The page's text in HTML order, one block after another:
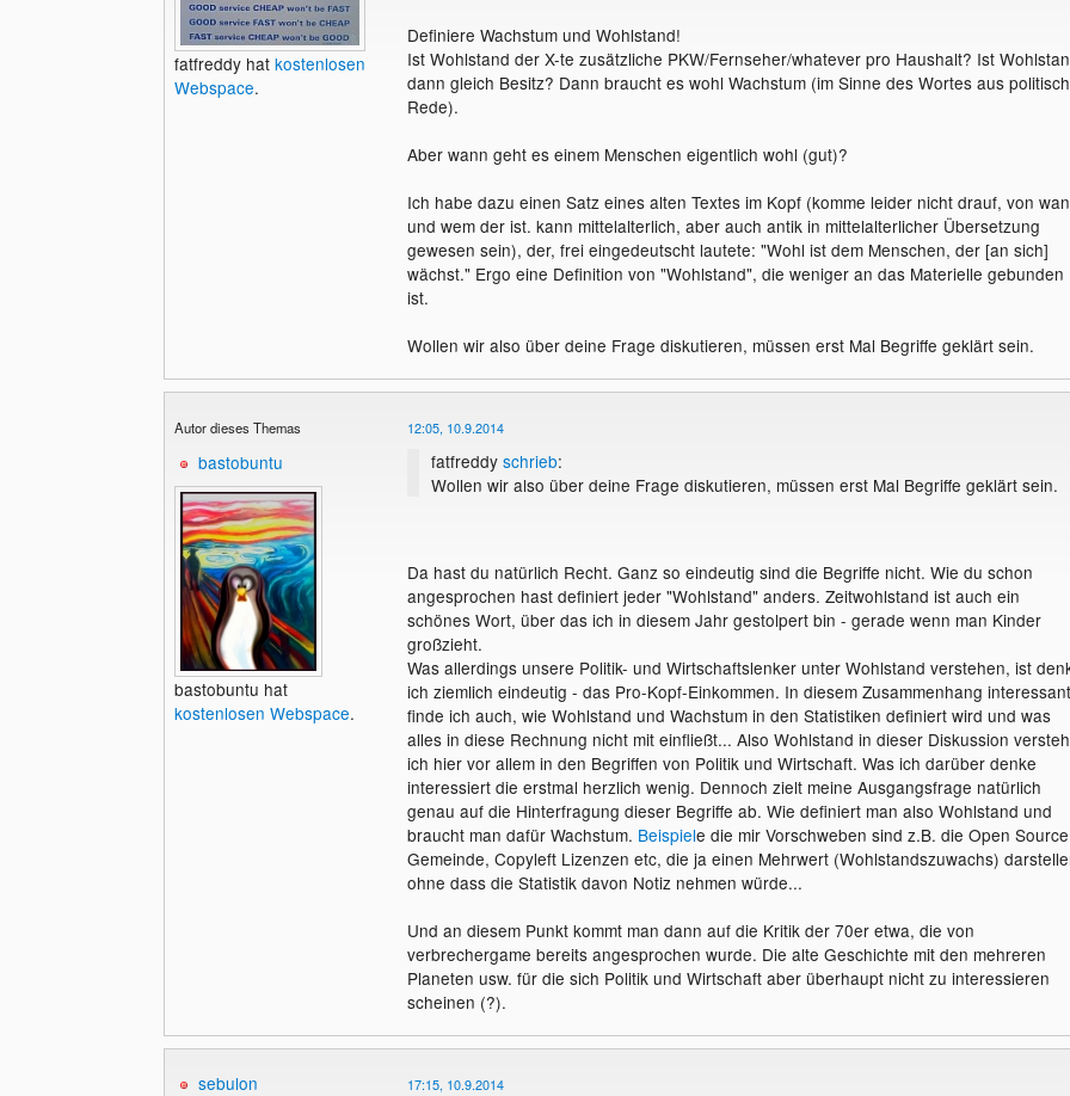
fatfreddy hat kostenlosen
Webspace.
Definiere Wachstum und Wohlstand!
Ist Wohlstand der X-te zusätzliche PKW/Fernseher/whatever pro Haushalt? Ist
dann gleich Besitz? Dann braucht es wohl Wachstum (im Sinne des Wortes aus
Rede).
Aber wann geht es einem Menschen eigentlich wohl (gut)?
Ich habe dazu einen Satz eines alten Textes im Kopf (komme leider nicht drauf, von
und wem der ist. kann mittelalterlich, aber auch antik in mittelalterlicher Übersetzung
gewesen sein), der, frei eingedeutscht lautete: "Wohl ist dem Menschen, der [an sich]
wächst." Ergo eine Definition von "Wohlstand", die weniger an das Materielle gebunden
ist.
Wollen wir also über deine Frage diskutieren, müssen erst Mal Begriffe geklärt sein.
Autor dieses Themas
bastobuntu
bastobuntu hat
kostenlosen Webspace.
12:05, 10.9.2014
fatfreddy schrieb:
Wollen wir also über deine Frage diskutieren, müssen erst Mal Begriffe geklärt sein.
Da hast du natürlich Recht. Ganz so eindeutig sind die Begriffe nicht. Wie du schon
angesprochen hast definiert jeder "Wohlstand" anders. Zeitwohlstand ist auch ein
schönes Wort, über das ich in diesem Jahr gestolpert bin - gerade wenn man Kinder
großzieht.
Was allerdings unsere Politik- und Wirtschaftslenker unter Wohlstand verstehen, ist
ich ziemlich eindeutig - das Pro-Kopf-Einkommen. In diesem Zusammenhang interessant
finde ich auch, wie Wohlstand und Wachstum in den Statistiken definiert wird und was
alles in diese Rechnung nicht mit einfließt... Also Wohlstand in dieser Diskussion
ich hier vor allem in den Begriffen von Politik und Wirtschaft. Was ich darüber denke
interessiert die erstmal herzlich wenig. Dennoch zielt meine Ausgangsfrage natürlich
genau auf die Hinterfragung dieser Begriffe ab. Wie definiert man also Wohlstand und
braucht man dafür Wachstum. Beispiele die mir Vorschweben sind z.B. die Open Source
Gemeinde, Copyleft Lizenzen etc, die ja einen Mehrwert (Wohlstandszuwachs)
ohne dass die Statistik davon Notiz nehmen würde...
Und an diesem Punkt kommt man dann auf die Kritik der 70er etwa, die von
verbrechergame bereits angesprochen wurde. Die alte Geschichte mit den mehreren
Planeten usw. für die sich Politik und Wirtschaft aber überhaupt nicht zu interessieren
scheinen (?).
sebulon 17:15, 10.9.2014